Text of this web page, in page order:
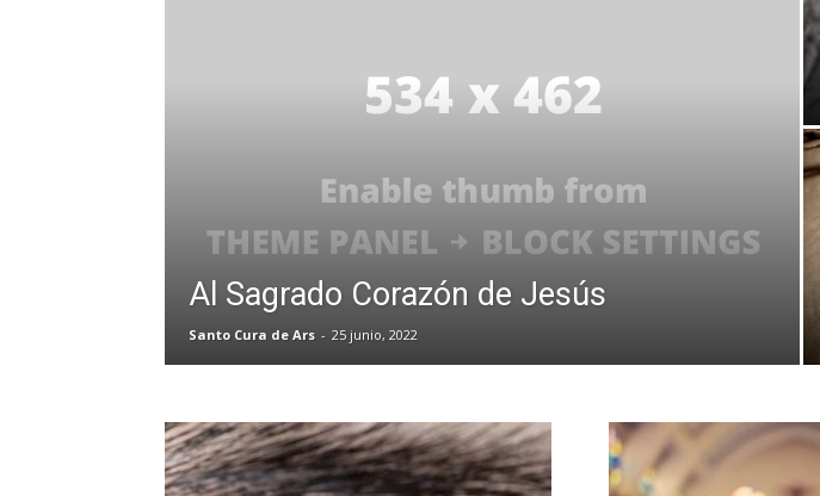
Al Sagrado Corazón de Jesús
Santo Cura de Ars - 25 junio, 2022